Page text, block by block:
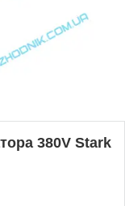
380V Stark